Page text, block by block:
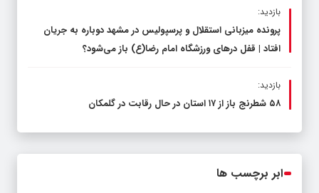
بازدید:
پرونده میزبانی استقلال و پرسپولیس در مشهد دوباره به جریان
افتاد | قفل در‌های ورزشگاه امام رضا(ع) باز می‌شود؟
بازدید:
۵۸ شطرنج‌ باز از ۱۷ استان در حال رقابت در گلمکان
ابر برچسب ها